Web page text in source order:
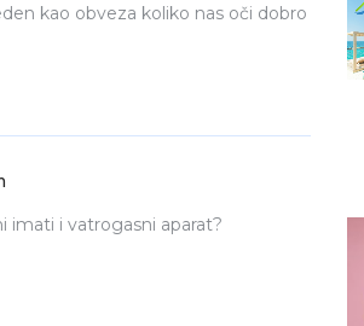
kao obveza koliko nas oči dobro
imati i vatrogasni aparat?